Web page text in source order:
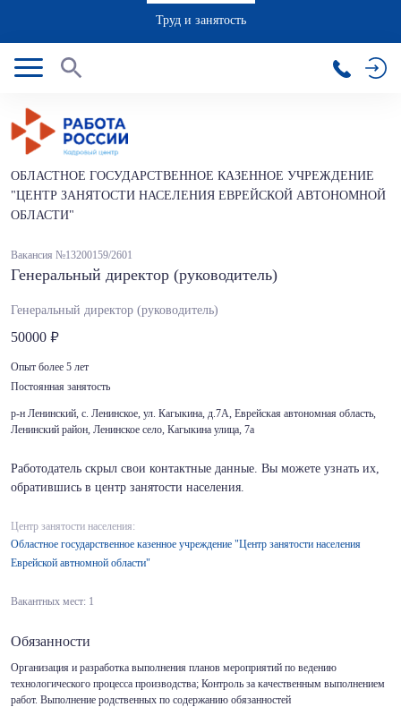
Труд и занятость
ОБЛАСТНОЕ ГОСУДАРСТВЕННОЕ КАЗЕННОЕ УЧРЕЖДЕНИЕ
"ЦЕНТР ЗАНЯТОСТИ НАСЕЛЕНИЯ ЕВРЕЙСКОЙ АВТОНОМНОЙ
ОБЛАСТИ"
Вакансия №13200159/2601
Генеральный директор (руководитель)
Генеральный директор (руководитель)
50000
Опыт более 5 лет
Постоянная занятость
р-н Ленинский, с. Ленинское, ул. Кагыкина, д.7А, Еврейская автономная область,
Ленинский район, Ленинское село, Кагыкина улица, 7а
Работодатель скрыл свои контактные данные. Вы можете узнать их,
обратившись в центр занятости населения.
Центр занятости населения:
Областное государственное казенное учреждение "Центр занятости населения
Еврейской автномной области"
Вакантных мест: 1
Обязанности
Организация и разработка выполнения планов мероприятий по ведению
технологического процесса производства; Контроль за качественным выполнением
работ. Выполнение родственных по содержанию обязанностей